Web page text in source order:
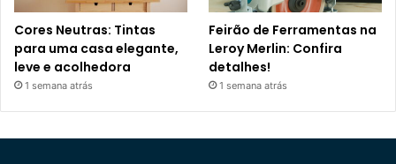
Cores Neutras: Tintas
para uma casa elegante,
leve e acolhedora
1 semana atrás
Feirão de Ferramentas na
Leroy Merlin: Confira
detalhes!
1 semana atrás